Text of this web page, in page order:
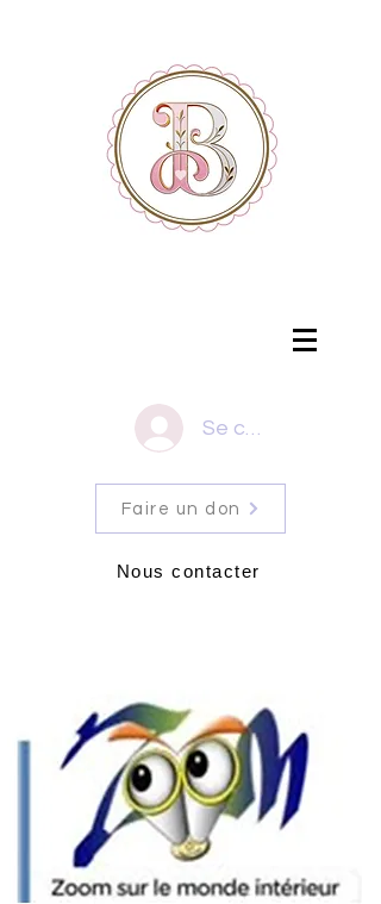
Se connecter
Faire un don
Nous contacter